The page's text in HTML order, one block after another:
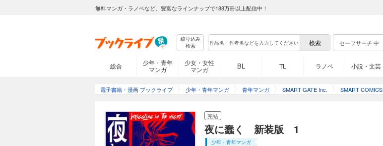
無料マンガ・ラノベなど、豊富なラインナップで188万冊以上配信中！
絞り込み
検索
セーフサーチ 中
総合
少年・青年
マンガ
少女・女性
マンガ
BL TL ラノベ 小説・文芸
電子書籍・漫画 ブックライブ 少年・青年マンガ 青年マンガ SMART GATE Inc. SMART COMICS
完結
夜に蠢く 新装版 1
少年・青年マンガ